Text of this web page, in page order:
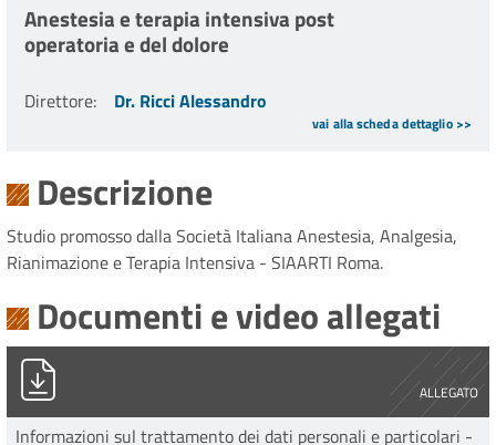
Anestesia e terapia intensiva post
operatoria e del dolore
Direttore: Dr. Ricci Alessandro
vai alla scheda dettaglio >>
Descrizione
Studio promosso dalla Società Italiana Anestesia, Analgesia,
Rianimazione e Terapia Intensiva - SIAARTI Roma.
Documenti e video allegati
ALLEGATO
Informazioni sul trattamento dei dati personali e particolari -